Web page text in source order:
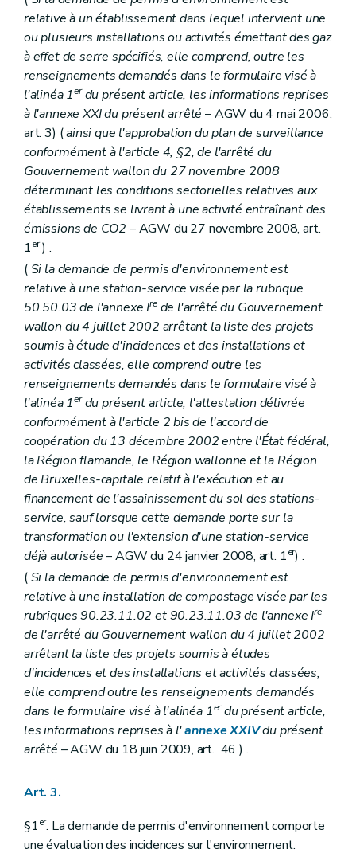
relative à un établissement dans lequel intervient une
ou plusieurs installations ou activités émettant des gaz
à effet de serre spécifiés, elle comprend, outre les
renseignements demandés dans le formulaire visé à
l'alinéa 1erdu présent article, les informations reprises
à l'annexe XXI du présent arrêté – AGW du 4 mai 2006,
art. 3) (ainsi que l'approbation du plan de surveillance
conformément à l'article 4, §2, de l'arrêté du
Gouvernement wallon du 27 novembre 2008
déterminant les conditions sectorielles relatives aux
établissements se livrant à une activité entraînant des
émissions de CO2 – AGW du 27 novembre 2008, art.
1er) .
(Si la demande de permis d'environnement est
relative à une station-service visée par la rubrique
50.50.03 de l'annexe Irede l'arrêté du Gouvernement
wallon du 4 juillet 2002 arrêtant la liste des projets
soumis à étude d'incidences et des installations et
activités classées, elle comprend outre les
renseignements demandés dans le formulaire visé à
l'alinéa 1erdu présent article, l'attestation délivrée
conformément à l'article 2bisde l'accord de
coopération du 13 décembre 2002 entre l'État fédéral,
la Région flamande, le Région wallonne et la Région
de Bruxelles-capitale relatif à l'exécution et au
financement de l'assainissement du sol des stations-
service, sauf lorsque cette demande porte sur la
transformation ou l'extension d'une station-service
déjà autorisée– AGW du 24 janvier 2008, art. 1er) .
(Si la demande de permis d'environnement est
relative à une installation de compostage visée par les
rubriques 90.23.11.02 et 90.23.11.03 de l'annexe Ire
de l'arrêté du Gouvernement wallon du 4 juillet 2002
arrêtant la liste des projets soumis à études
d'incidences et des installations et activités classées,
elle comprend outre les renseignements demandés
dans le formulaire visé à l'alinéa 1erdu présent article,
les informations reprises à l'annexe XXIVdu présent
arrêté – AGW du 18 juin 2009, art. 46 ) .
Art. 3.
§1er. La demande de permis d'environnement comporte
une évaluation des incidences sur l'environnement.